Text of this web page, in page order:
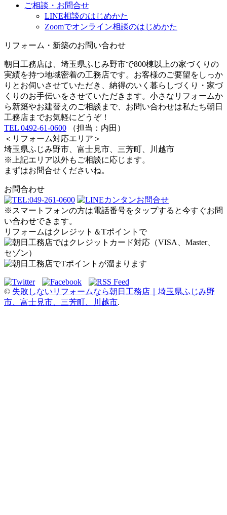
ご相談・お問合せ
LINE相談のはじめかた
Zoomでオンライン相談のはじめかた
リフォーム・新築のお問い合わせ
朝日工務店は、埼玉県ふじみ野市で800棟以上の家づくりの
実績を持つ地域密着の工務店です。お客様のご要望をしっか
りとお伺いさせていただき、納得のいく暮らしづくり・家づ
くりのお手伝いをさせていただきます。小さなリフォームか
ら新築やお建替えのご相談まで、お問い合わせは私たち朝日
工務店までお気軽にどうぞ！
TEL 0492-61-0600 （担当：内田）
＜リフォーム対応エリア＞
埼玉県ふじみ野市、富士見市、三芳町、川越市
※上記エリア以外もご相談に応じます。
まずはお問合せくださいね。
お問合わせ
※スマートフォンの方は電話番号をタップすると今すぐお問
い合わせできます。
リフォームはクレジット＆Tポイントで
© 失敗しないリフォームなら朝日工務店｜埼玉県ふじみ野
市、富士見市、三芳町、川越市.